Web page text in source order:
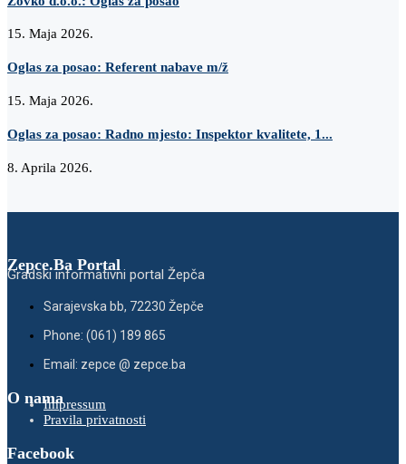
15. Maja 2026.
Oglas za posao: Referent nabave m/ž
15. Maja 2026.
Oglas za posao: Radno mjesto: Inspektor kvalitete, 1...
8. Aprila 2026.
Zepce.Ba Portal
Gradski informativni portal Žepča
Sarajevska bb, 72230 Žepče
Phone: (061) 189 865
Email: zepce @ zepce.ba
O namaImpressum
Pravila privatnosti
Facebook